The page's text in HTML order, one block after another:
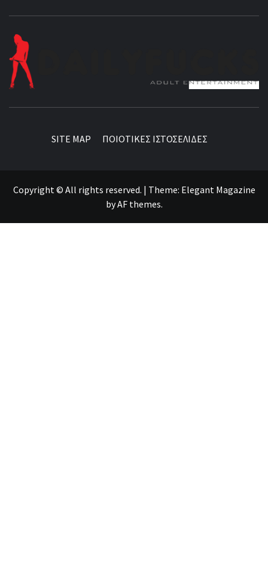
SITE MAP ΠΟΙΟΤΙΚΕΣ ΙΣΤΟΣΕΛΙΔΕΣ
Copyright © All rights reserved. | Theme: Elegant Magazine
byAF themes.